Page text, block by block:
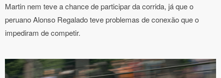
Martin nem teve a chance de participar da corrida, já que o
peruano Alonso Regalado teve problemas de conexão que o
impediram de competir.